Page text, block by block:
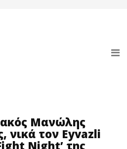
Μανώλης
νικά τον Eyvazli
Night’ της